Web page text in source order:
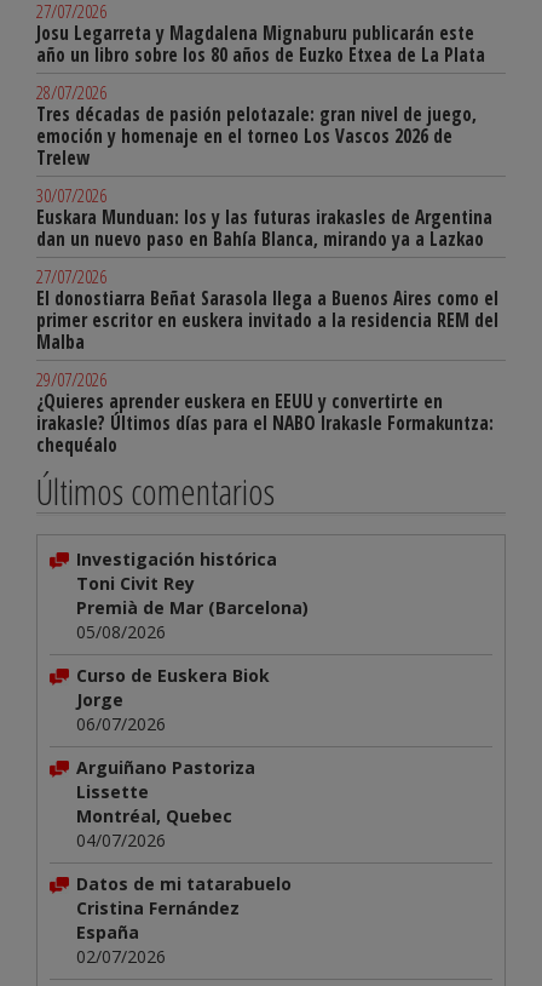
27/07/2026
Josu Legarreta y Magdalena Mignaburu publicarán este
año un libro sobre los 80 años de Euzko Etxea de La Plata
28/07/2026
Tres décadas de pasión pelotazale: gran nivel de juego,
emoción y homenaje en el torneo Los Vascos 2026 de
Trelew
30/07/2026
Euskara Munduan: los y las futuras irakasles de Argentina
dan un nuevo paso en Bahía Blanca, mirando ya a Lazkao
27/07/2026
El donostiarra Beñat Sarasola llega a Buenos Aires como el
primer escritor en euskera invitado a la residencia REM del
Malba
29/07/2026
¿Quieres aprender euskera en EEUU y convertirte en
irakasle? Últimos días para el NABO Irakasle Formakuntza:
chequéalo
Últimos comentarios
Investigación histórica
Toni Civit Rey
Premià de Mar (Barcelona)
05/08/2026
Curso de Euskera Biok
Jorge
06/07/2026
Arguiñano Pastoriza
Lissette
Montréal, Quebec
04/07/2026
Datos de mi tatarabuelo
Cristina Fernández
España
02/07/2026